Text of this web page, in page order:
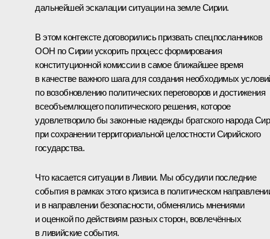
дальнейшей эскалации ситуации на земле Сирии.
В этом контексте договорились призвать спецпосланников
ООН по Сирии ускорить процесс формирования
конституционной комиссии в самое ближайшее время
в качестве важного шага для создания необходимых
по возобновлению политических переговоров и достижения
всеобъемлющего политического решения, которое
удовлетворило бы законные надежды братского народа
при сохранении территориальной целостности Сирийского
государства.
Что касается ситуации в Ливии. Мы обсудили последние
события в рамках этого кризиса в политическом
и в направлении безопасности, обменялись мнениями
и оценкой по действиям разных сторон, вовлечённых
в ливийские события.